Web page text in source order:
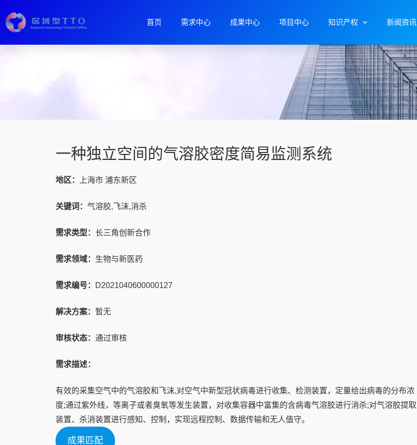
首页 需求中心 成果中心 项目中心 知识产权 新闻资讯
一种独立空间的气溶胶密度简易监测系统
地区： 上海市 浦东新区
关键词： 气溶胶,飞沫,消杀
需求类型： 长三角创新合作
需求领域： 生物与新医药
需求编号： D2021040600000127
解决方案： 暂无
审核状态： 通过审核
需求描述：
有效的采集空气中的气溶胶和飞沫,对空气中新型冠状病毒进行收集、检测装置，定量给出病毒的分布浓
度;通过紫外线，等离子或者臭氧等发生装置，对收集容器中富集的含病毒气溶胶进行消杀;对气溶胶提取
装置、杀消装置进行感知、控制，实现远程控制、数据传输和无人值守。
成果匹配